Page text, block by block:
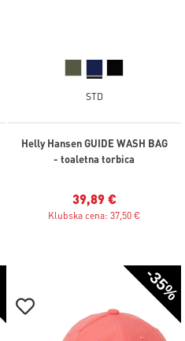
STD
Helly Hansen GUIDE WASH BAG
- toaletna torbica
39,89 €
Klubska cena: 37,50 €
-35%